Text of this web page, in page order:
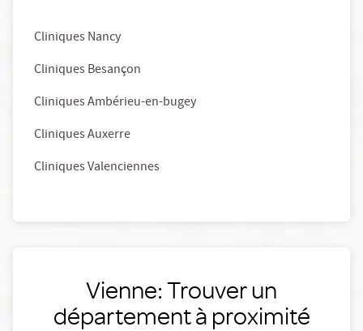
Cliniques Nancy
Cliniques Besançon
Cliniques Ambérieu-en-bugey
Cliniques Auxerre
Cliniques Valenciennes
Vienne: Trouver un
département à proximité